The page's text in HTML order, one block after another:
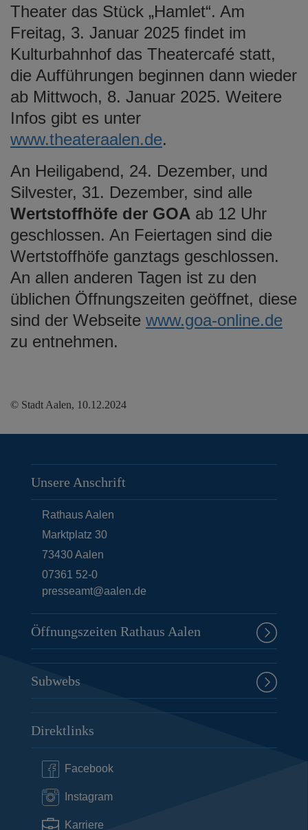
Theater das Stück „Hamlet“. Am
Freitag, 3. Januar 2025 findet im
Kulturbahnhof das Theatercafé statt,
die Aufführungen beginnen dann wieder
ab Mittwoch, 8. Januar 2025. Weitere
Infos gibt es unter
www.theateraalen.de.
An Heiligabend, 24. Dezember, und
Silvester, 31. Dezember, sind alle
Wertstoffhöfe der GOA ab 12 Uhr
geschlossen. An Feiertagen sind die
Wertstoffhöfe ganztags geschlossen.
An allen anderen Tagen ist zu den
üblichen Öffnungszeiten geöffnet, diese
sind der Webseite www.goa-online.de
zu entnehmen.
© Stadt Aalen, 10.12.2024
Unsere Anschrift
Rathaus Aalen
Marktplatz 30
73430Aalen
07361 52-0
presseamt@aalen.de
Öffnungszeiten Rathaus Aalen
Subwebs
Direktlinks
Facebook
Instagram
Karriere